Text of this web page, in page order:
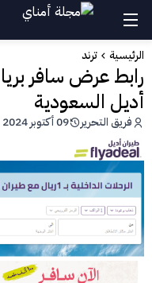
الرئيسية ترند
رابط عرض سافر
أديل السعودية
فريق التحرير 09 أكتوبر 2024 - 02:01